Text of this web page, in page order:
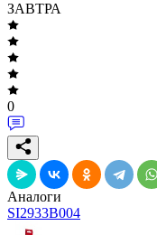
ЗАВТРА
0
Аналоги
SI2933B004